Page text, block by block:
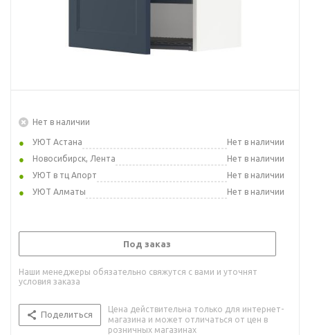
Нет в наличии
УЮТ Астана
Нет в наличии
Новосибирск, Лента
Нет в наличии
УЮТ в тц Апорт
Нет в наличии
УЮТ Алматы
Нет в наличии
Под заказ
Наши менеджеры обязательно свяжутся с вами и уточнят
условия заказа
Поделиться
Цена действительна только для интернет-
магазина и может отличаться от цен в
розничных магазинах